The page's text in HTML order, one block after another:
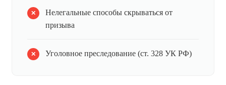
Нелегальные способы скрываться от
призыва
Уголовное преследование (ст. 328 УК РФ)